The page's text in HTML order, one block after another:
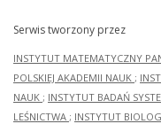
Serwis tworzony przez
INSTYTUT MATEMATYCZNY
POLSKIEJ AKADEMII NAUK ;
NAUK ; INSTYTUT BADAŃ
LEŚNICTWA ; INSTYTUT